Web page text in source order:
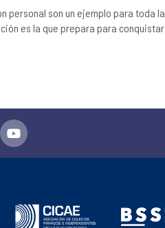
personal son un ejemplo para toda la
es la que prepara para conquistar